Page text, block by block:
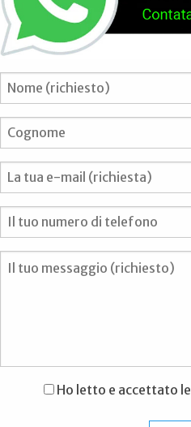
Ho letto e accettato le